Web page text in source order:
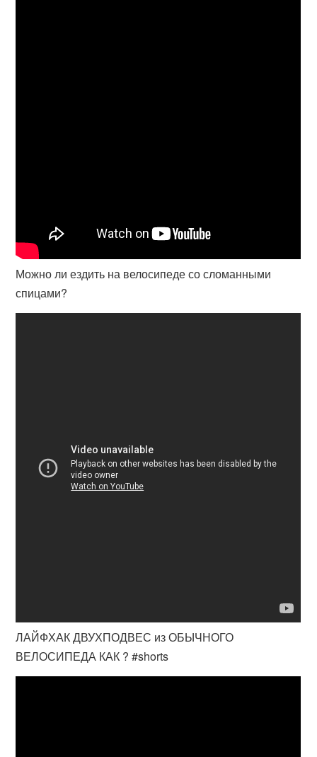
Можно ли ездить на велосипеде со сломанными
спицами?
ЛАЙФХАК ДВУХПОДВЕС из ОБЫЧНОГО
ВЕЛОСИПЕДА КАК ? #shorts